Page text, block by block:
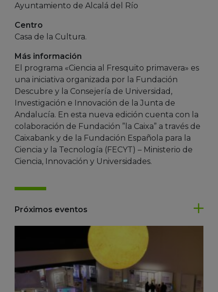
Ayuntamiento de Alcalá del Río
Centro
Casa de la Cultura.
Más información
El programa «Ciencia al Fresquito primavera» es
una iniciativa organizada por la Fundación
Descubre y la Consejería de Universidad,
Investigación e Innovación de la Junta de
Andalucía. En esta nueva edición cuenta con la
colaboración de Fundación ”la Caixa” a través de
Caixabank y de la Fundación Española para la
Ciencia y la Tecnología (FECYT) – Ministerio de
Ciencia, Innovación y Universidades.
Próximos eventos